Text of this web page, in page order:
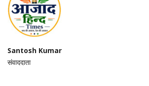
Santosh Kumar
संवाददाता